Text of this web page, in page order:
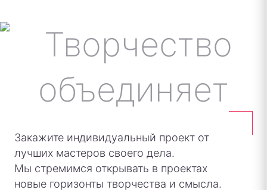
Закажите индивидуальный проект от
лучших мастеров своего дела.
Мы стремимся открывать в проектах
новые горизонты творчества и смысла.